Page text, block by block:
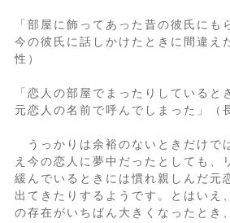
「部屋に飾ってあった昔の彼氏にも
今の彼氏に話しかけたときに間違え
性）
「恋人の部屋でまったりしていると
元恋人の名前で呼んでしまった」（
うっかりは余裕のないときだけで
え今の恋人に夢中だったとしても、
緩んでいるときには慣れ親しんだ元
出てきたりするようです。とはいえ
の存在がいちばん大きくなったとき